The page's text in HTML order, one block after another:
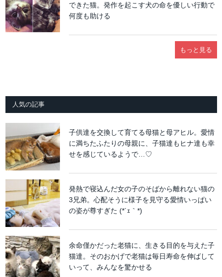
できた猫。発作を起こす犬の命を優しい行動で
何度も助ける
もっと見る
人気の記事
子供達を交換して育てる母猫と母アヒル。愛情
に満ちたふたりの母親に、子猫達もヒナ達も幸
せを感じているようで…♡
発熱で寝込んだ女の子のそばから離れない猫の
3兄弟。心配そうに様子を見守る愛情いっぱい
の姿が尊すぎた (*´ｪ｀*)
余命僅かだった老猫に、生きる目的を与えた子
猫達。そのおかげで老猫は毎日寿命を伸ばして
いって、みんなを驚かせる